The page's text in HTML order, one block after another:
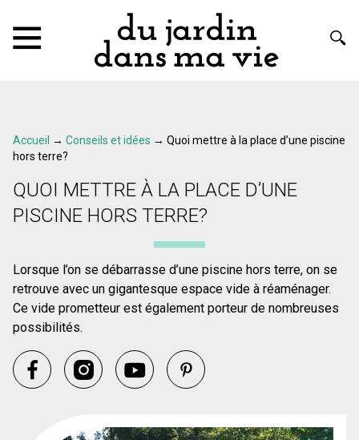
Accueil → Conseils et idées → Quoi mettre à la place d’une piscine
hors terre?
QUOI METTRE À LA PLACE D’UNE
PISCINE HORS TERRE?
Lorsque l’on se débarrasse d’une piscine hors terre, on se
retrouve avec un gigantesque espace vide à réaménager.
Ce vide prometteur est également porteur de nombreuses
possibilités.